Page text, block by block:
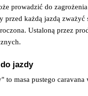
prowadzić do
przed każdą jazdą
Ustaloną przez
jazdy
to masa pustego